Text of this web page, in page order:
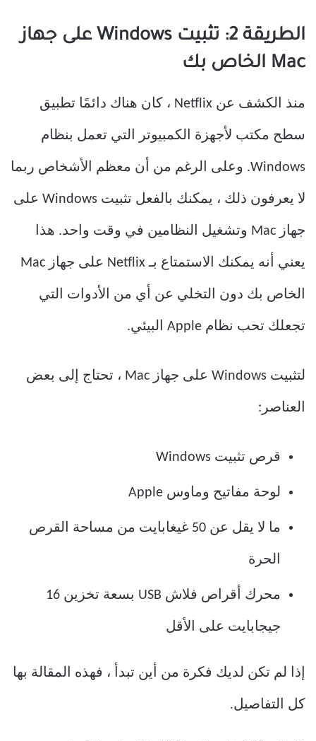
الطريقة 2: تثبيت Windows على جهاز
Mac الخاص بك
منذ الكشف عن Netflix ، كان هناك دائمًا تطبيق
سطح مكتب لأجهزة الكمبيوتر التي تعمل بنظام
Windows. وعلى الرغم من أن معظم الأشخاص ربما
لا يعرفون ذلك ، يمكنك بالفعل تثبيت Windows على
جهاز Mac وتشغيل النظامين في وقت واحد. هذا
يعني أنه يمكنك الاستمتاع بـ Netflix على جهاز Mac
الخاص بك دون التخلي عن أي من الأدوات التي
تجعلك تحب نظام Apple البيئي.
لتثبيت Windows على جهاز Mac ، تحتاج إلى بعض
العناصر:
قرص تثبيت Windows
لوحة مفاتيح وماوس Apple
ما لا يقل عن 50 غيغابايت من مساحة القرص
الحرة
محرك أقراص فلاش USB بسعة تخزين 16
جيجابايت على الأقل
إذا لم تكن لديك فكرة من أين تبدأ ، فهذه المقالة بها
كل التفاصيل.